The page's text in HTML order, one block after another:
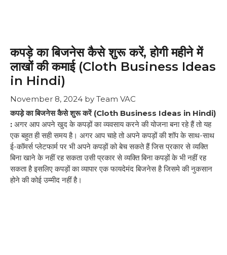
कपड़े का बिजनेस कैसे शुरू करें, होगी महीने में
लाखों की कमाई (Cloth Business Ideas
in Hindi)
November 8, 2024 by Team VAC
कपड़े का बिजनेस कैसे शुरू करें (Cloth Business Ideas in Hindi)
: अगर आप अपने खुद के कपड़ों का व्यवसाय करने की योजना बना रहे हैं तो यह
एक बहुत ही सही समय है। अगर आप चाहे तो अपने कपड़ों की शॉप के साथ-साथ
ई-कॉमर्स प्लेटफार्म पर भी अपने कपड़ों को बेच सकते हैं जिस प्रकार से व्यक्ति
बिना खाने के नहीं रह सकता उसी प्रकार से व्यक्ति बिना कपड़ों के भी नहीं रह
सकता है इसलिए कपड़ों का व्यापार एक फायदेमंद बिजनेस है जिसमे की नुकसान
होने की कोई उम्मीद नहीं है।